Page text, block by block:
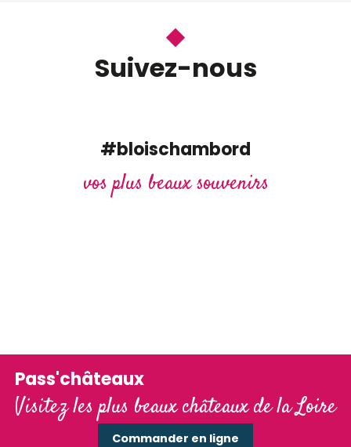
Suivez-nous
#bloischambord
vos plus beaux souvenirs
Pass'châteaux
Visitez les plus beaux châteaux de la Loire
Commander en ligne